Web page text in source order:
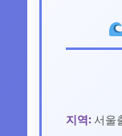
지역: 서울